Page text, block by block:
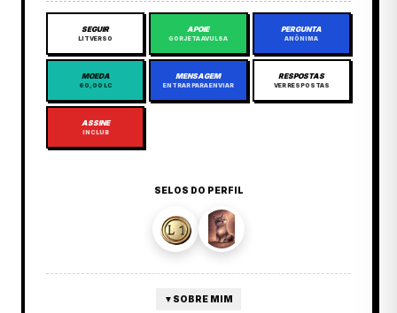
SEGUIR
LITVERSO
APOIE
GORJETA AVULSA
PERGUNTA
ANÔNIMA
MOEDA
60,00 LC
MENSAGEM
ENTRAR PARA ENVIAR
RESPOSTAS
VER RESPOSTAS
ASSINE
INCLUB
SELOS DO PERFIL
▼ SOBRE MIM